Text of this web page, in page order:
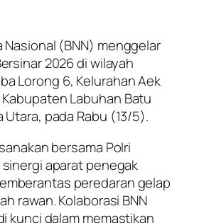
Nasional (BNN) menggelar
2026 di wilayah
Lorong 6, Kelurahan Aek
Labuhan Batu
Utara, pada Rabu (13/5).
bersama Polri
aparat penegak
peredaran gelap
rawan. Kolaborasi BNN
kunci dalam memastikan